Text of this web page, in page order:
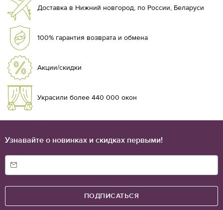
Доставка в Нижний новгород, по России, Беларуси
100% гарантия возврата и обмена
Акции/скидки
Украсили более 440 000 окон
Узнавайте о новинках и скидках первыми!
ПОДПИСАТЬСЯ